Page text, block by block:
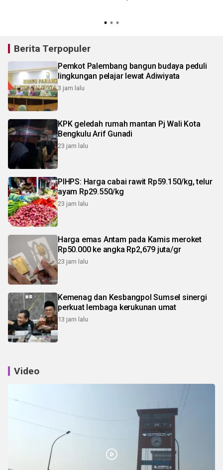
Berita Terpopuler
Pemkot Palembang bangun budaya peduli
lingkungan pelajar lewat Adiwiyata
3 jam lalu
KPK geledah rumah mantan Pj Wali Kota
Bengkulu Arif Gunadi
23 jam lalu
PIHPS: Harga cabai rawit Rp59.150/kg, telur
ayam Rp29.550/kg
23 jam lalu
Harga emas Antam pada Kamis meroket
Rp50.000 ke angka Rp2,679 juta/gr
23 jam lalu
Kemenag dan Kesbangpol Sumsel sinergi
perkuat lembaga kerukunan umat
13 jam lalu
Video